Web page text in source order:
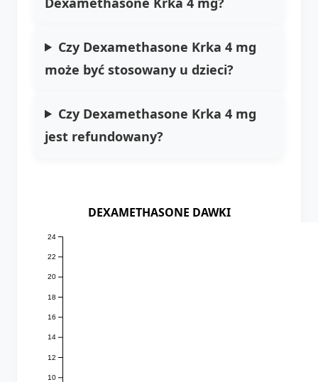
Czy Dexamethasone Krka 4 mg
może być stosowany u dzieci?
Czy Dexamethasone Krka 4 mg
jest refundowany?
DEXAMETHASONE DAWKI
10
12
14
16
18
20
22
24